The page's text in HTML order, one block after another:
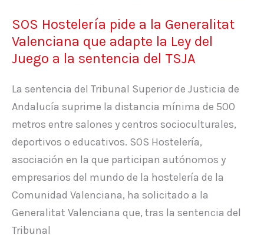
SOS Hostelería pide a la Generalitat
Valenciana que adapte la Ley del
Juego a la sentencia del TSJA
La sentencia del Tribunal Superior de Justicia de
Andalucía suprime la distancia mínima de 500
metros entre salones y centros socioculturales,
deportivos o educativos. SOS Hostelería,
asociación en la que participan autónomos y
empresarios del mundo de la hostelería de la
Comunidad Valenciana, ha solicitado a la
Generalitat Valenciana que, tras la sentencia del
Tribunal
la
Ley
del
a
la
sentencia
del
TSJA